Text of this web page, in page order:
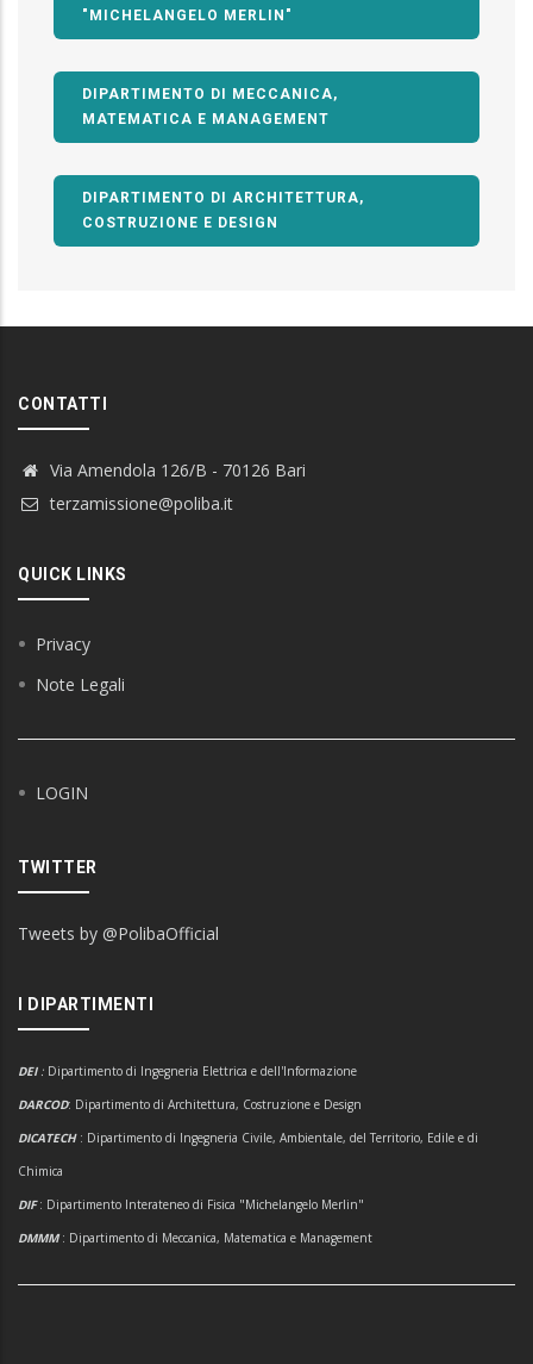
"MICHELANGELO MERLIN"
DIPARTIMENTO DI MECCANICA,
MATEMATICA E MANAGEMENT
DIPARTIMENTO DI ARCHITETTURA,
COSTRUZIONE E DESIGN
CONTATTI
Via Amendola 126/B - 70126 Bari
terzamissione@poliba.it
QUICK LINKS
Privacy
Note Legali
LOGIN
TWITTER
Tweets by @PolibaOfficial
I DIPARTIMENTI
DEI : Dipartimento di Ingegneria Elettrica e dell'Informazione
DARCOD: Dipartimento di Architettura, Costruzione e Design
DICATECH : Dipartimento di Ingegneria Civile, Ambientale, del Territorio, Edile e di
Chimica
DIF: Dipartimento Interateneo di Fisica "Michelangelo Merlin"
DMMM: Dipartimento di Meccanica, Matematica e Management